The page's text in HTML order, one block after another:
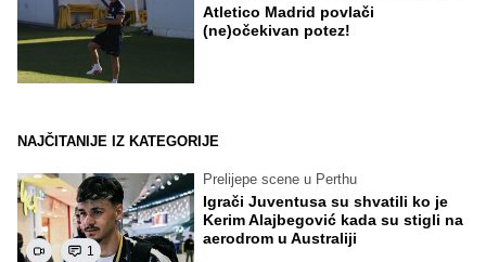
Atletico Madrid povlači
(ne)očekivan potez!
NAJČITANIJE IZ KATEGORIJE
1
Prelijepe scene u Perthu
Igrači Juventusa su shvatili ko je
Kerim Alajbegović kada su stigli na
aerodrom u Australiji